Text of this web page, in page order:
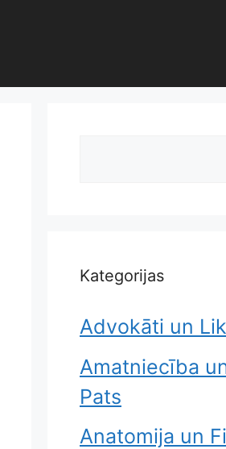
Kategorijas
Advokāti un
Amatniecība
Pats
Anatomija un